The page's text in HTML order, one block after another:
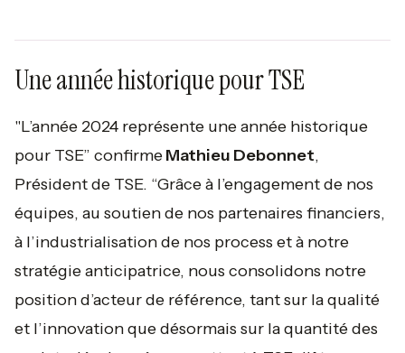
Une année historique pour TSE
"L’année 2024 représente une année historique
pour TSE” confirmeMathieu Debonnet,
Président de TSE. “Grâce à l’engagement de nos
équipes, au soutien de nos partenaires financiers,
à l’industrialisation de nos process et à notre
stratégie anticipatrice, nous consolidons notre
position d’acteur de référence, tant sur la qualité
et l’innovation que désormais sur la quantité des